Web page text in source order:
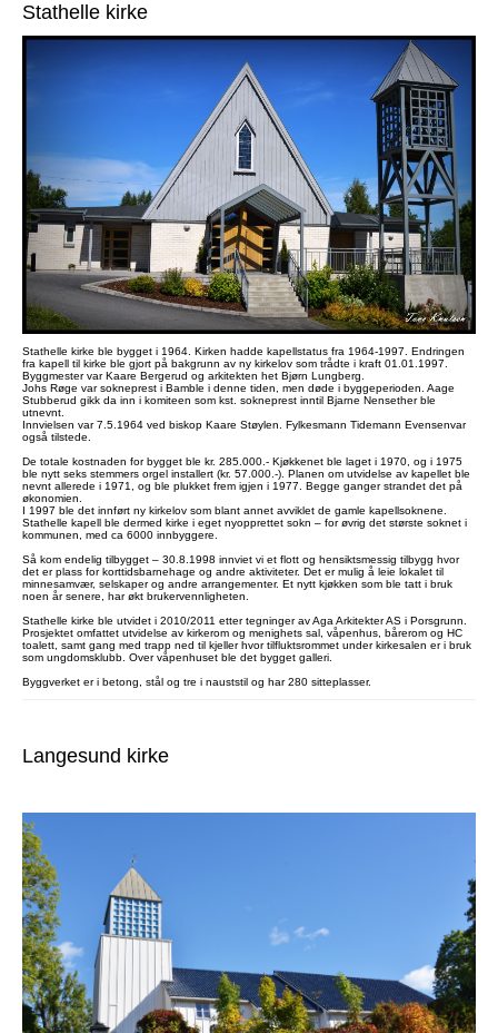
Stathelle kirke
Stathelle kirke ble bygget i 1964. Kirken hadde kapellstatus fra 1964-1997. Endringen
fra kapell til kirke ble gjort på bakgrunn av ny kirkelov som trådte i kraft 01.01.1997.
Byggmester var Kaare Bergerud og arkitekten het Bjørn Lungberg.
Johs Røge var sokneprest i Bamble i denne tiden, men døde i byggeperioden. Aage
Stubberud gikk da inn i komiteen som kst. sokneprest inntil Bjarne Nensether ble
utnevnt.
Innvielsen var 7.5.1964 ved biskop Kaare Støylen. Fylkesmann Tidemann Evensenvar
også tilstede.
De totale kostnaden for bygget ble kr. 285.000.- Kjøkkenet ble laget i 1970, og i 1975
ble nytt seks stemmers orgel installert (kr. 57.000.-). Planen om utvidelse av kapellet ble
nevnt allerede i 1971, og ble plukket frem igjen i 1977. Begge ganger strandet det på
økonomien.
I 1997 ble det innført ny kirkelov som blant annet avviklet de gamle kapellsoknene.
Stathelle kapell ble dermed kirke i eget nyopprettet sokn – for øvrig det største soknet i
kommunen, med ca 6000 innbyggere.
Så kom endelig tilbygget – 30.8.1998 innviet vi et flott og hensiktsmessig tilbygg hvor
det er plass for korttidsbarnehage og andre aktiviteter. Det er mulig å leie lokalet til
minnesamvær, selskaper og andre arrangementer. Et nytt kjøkken som ble tatt i bruk
noen år senere, har økt brukervennligheten.
Stathelle kirke ble utvidet i 2010/2011 etter tegninger av Aga Arkitekter AS i Porsgrunn.
Prosjektet omfattet utvidelse av kirkerom og menighets sal, våpenhus, bårerom og HC
toalett, samt gang med trapp ned til kjeller hvor tilfluktsrommet under kirkesalen er i bruk
som ungdomsklubb. Over våpenhuset ble det bygget galleri.
Byggverket er i betong, stål og tre i nauststil og har 280 sitteplasser.
Langesund kirke